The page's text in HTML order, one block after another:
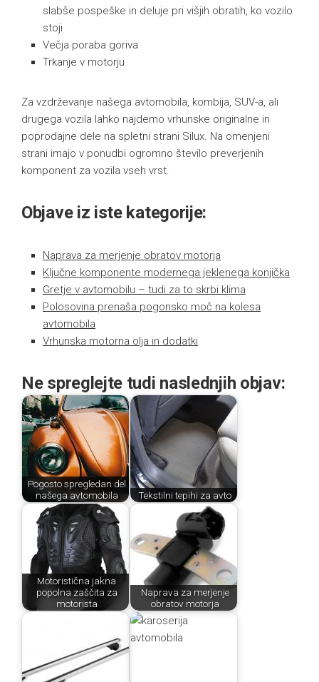
slabše pospeške in deluje pri višjih obratih, ko vozilo
stoji
Večja poraba goriva
Trkanje v motorju
Za vzdrževanje našega avtomobila, kombija, SUV-a, ali
drugega vozila lahko najdemo vrhunske originalne in
poprodajne dele na spletni strani Silux. Na omenjeni
strani imajo v ponudbi ogromno število preverjenih
komponent za vozila vseh vrst.
Objave iz iste kategorije:
Naprava za merjenje obratov motorja
Ključne komponente modernega jeklenega konjička
Gretje v avtomobilu – tudi za to skrbi klima
Polosovina prenaša pogonsko moč na kolesa
avtomobila
Vrhunska motorna olja in dodatki
Ne spreglejte tudi naslednjih objav:
Pogosto spregledan del
našega avtomobila
Tekstilni tepihi za avto
Motoristična jakna
popolna zaščita za
motorista
Naprava za merjenje
obratov motorja